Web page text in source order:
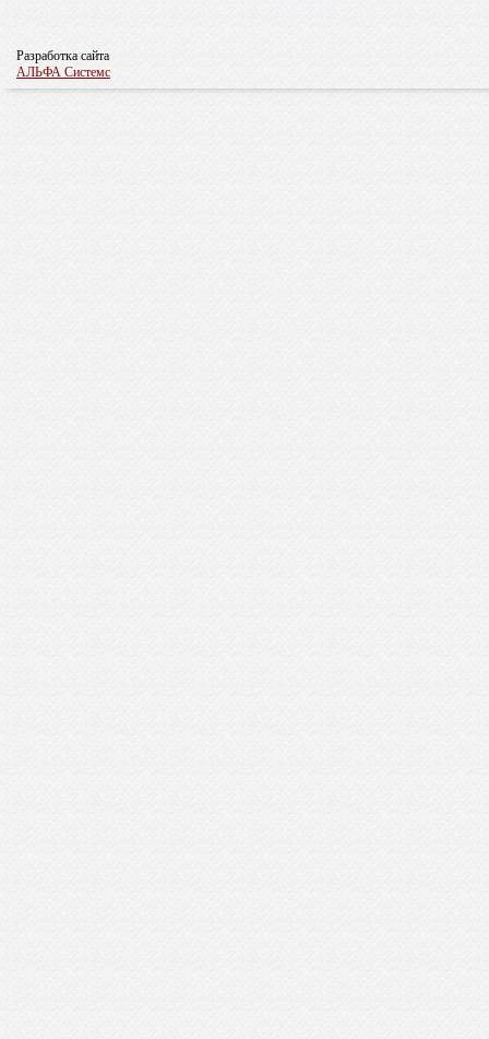
Разработка сайта
АЛЬФА Системс